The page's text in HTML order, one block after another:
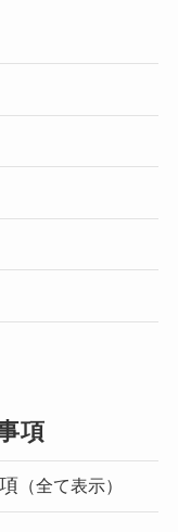
項
（全て表示）